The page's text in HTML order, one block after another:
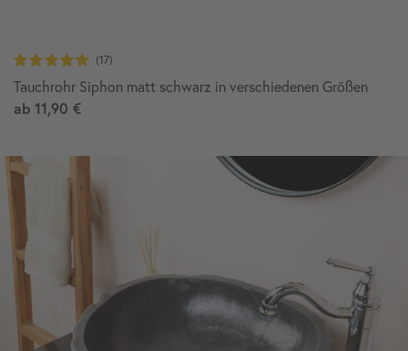
Tauchrohr Siphon matt schwarz in verschiedenen Größen
ab 11,90 €